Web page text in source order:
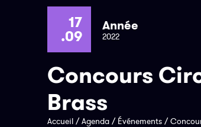
17
.09
Année
2022
Concours
Brass
Accueil /Agenda / Événements /